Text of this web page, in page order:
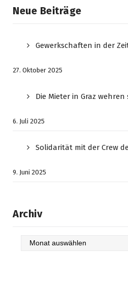
Neue Beiträge
Gewerkschaften in der
27. Oktober 2025
Die Mieter in Graz wehren
6. Juli 2025
Solidarität mit der Crew
9. Juni 2025
Archiv
Archiv